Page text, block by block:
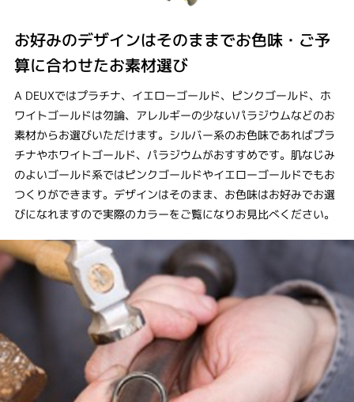
お好みのデザインはそのままでお色味・ご予
算に合わせたお素材選び
A DEUXではプラチナ、イエローゴールド、ピンクゴールド、ホ
ワイトゴールドは勿論、アレルギーの少ないパラジウムなどのお
素材からお選びいただけます。シルバー系のお色味であればプラ
チナやホワイトゴールド、パラジウムがおすすめです。肌なじみ
のよいゴールド系ではピンクゴールドやイエローゴールドでもお
つくりができます。デザインはそのまま、お色味はお好みでお選
びになれますので実際のカラーをご覧になりお見比べください。